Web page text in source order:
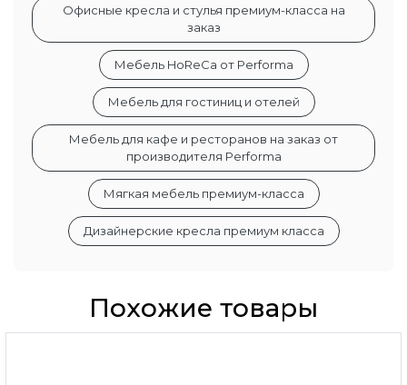
Офисные кресла и стулья премиум-класса на
заказ
Мебель HoReCa от Performa
Мебель для гостиниц и отелей
Мебель для кафе и ресторанов на заказ от
производителя Performa
Мягкая мебель премиум-класса
Дизайнерские кресла премиум класса
Похожие товары